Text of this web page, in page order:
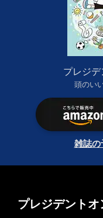
プレジ
頭のい
雑誌の
プレジデント